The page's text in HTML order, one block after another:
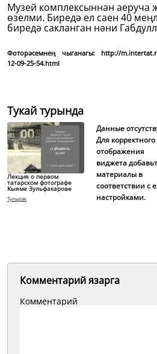
Музей комплексыннан аеруча
өзелми. Биредә ел саен 40
биредә сакланган нәни
Фоторәсемнең чыганагы: http://
12-09-25-54.html
Тукай турында
Лекция о первом
татарском фотографе
Кыяме Зульфакарове
Тулырак
Данные
Для корректного
отображения
виджета
материалы в
соответствии с
настройками.
Комментарий язарга
Комментарий